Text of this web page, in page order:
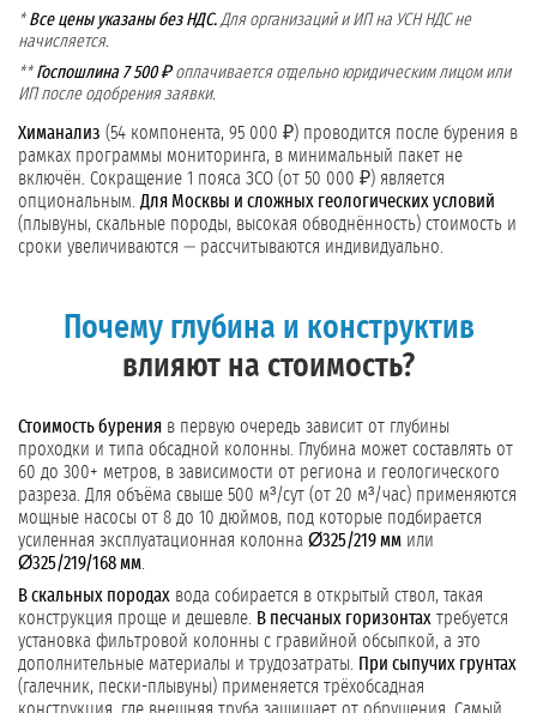
* Все цены указаны без НДС. Для организаций и ИП на УСН НДС не
начисляется.
** Госпошлина 7 500 ₽оплачивается отдельно юридическим лицом или
ИП после одобрения заявки.
Химанализ (54 компонента, 95 000 ₽) проводится после бурения в
рамках программы мониторинга, в минимальный пакет не
включён. Сокращение 1 пояса ЗСО (от 50 000 ₽) является
опциональным. Для Москвы и сложных геологических условий
(плывуны, скальные породы, высокая обводнённость) стоимость и
сроки увеличиваются — рассчитываются индивидуально.
Почему глубина и конструктив
влияют на стоимость?
Стоимость бурения в первую очередь зависит от глубины
проходки и типа обсадной колонны. Глубина может составлять от
60 до 300+ метров, в зависимости от региона и геологического
разреза. Для объёма свыше 500 м³/сут (от 20 м³/час) применяются
мощные насосы от 8 до 10 дюймов, под которые подбирается
усиленная эксплуатационная колонна Ø325/219 мм или
Ø325/219/168 мм
В скальных породах вода собирается в открытый ствол, такая
конструкция проще и дешевле. В песчаных горизонтах требуется
установка фильтровой колонны с гравийной обсыпкой, а это
дополнительные материалы и трудозатраты. При сыпучих грунтах
(галечник, пески-плывуны) применяется трёхобсадная